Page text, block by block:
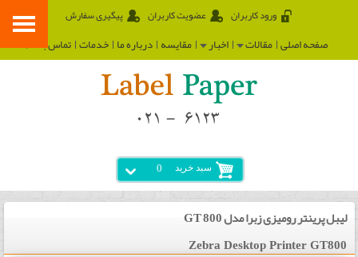
ورود کاربران عضویت کاربران پیگیری سفارش
صفحه اصلی مقالات اخبار مقایسه درباره ما خدمات تماس با ما
سبد خرید 0
لیبل پرینتر رومیزی زبرا مدل GT 800
Zebra Desktop Printer GT800